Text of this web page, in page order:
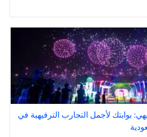
بوابتك لأجمل التجارب الترفيهية في